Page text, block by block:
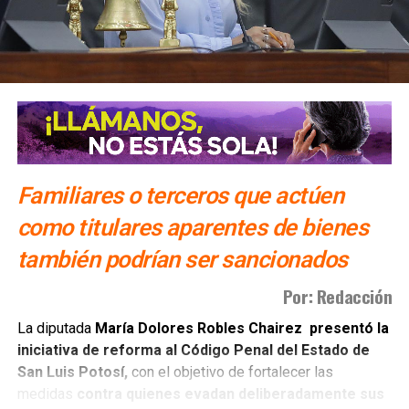
Familiares o terceros que actúen
como titulares aparentes de bienes
también podrían ser sancionados
Por: Redacción
La diputada María Dolores Robles Chairez presentó la
iniciativa de reforma al Código Penal del Estado de
San Luis Potosí, con el objetivo de fortalecer las
medidas
contra quienes evadan deliberadamente sus